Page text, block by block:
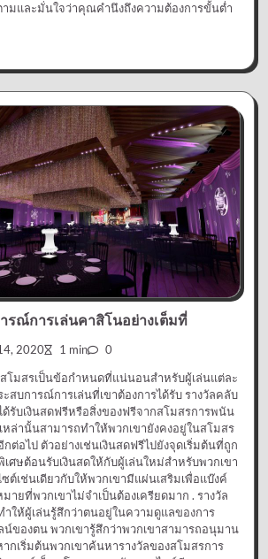
ามและมั่นใจว่าคุณคำนึงถึงความต้องการขั้นต่ำ
รณ์การเล่นคาสิโนอย่างเต็มที่
2020 1 min 0
โมสรเป็นข้อกำหนดที่แน่นอนสำหรับผู้เล่นแต่ละ
สบการณ์การเล่นที่เขาต้องการได้รับ รางวัลคลับ
ด้รับเงินสดฟรีหรือสิ่งของฟรีจากสโมสรการพนัน
หล่านั้นสามารถทำให้พวกเขายังคงอยู่ในสโมสร
ต่อไป ตัวอย่างเช่นเงินสดฟรีไปยังจุดเริ่มต้นที่ถูก
เศษต้อนรับเงินสดให้กับผู้เล่นใหม่สำหรับพวกเขา
ต์เช่นเดียวกับให้พวกเขามีแผ่นเสริมเพื่อแบ๊งค์
ายที่พวกเขาไม่จำเป็นต้องเครียดมาก . รางวัล
ให้ผู้เล่นรู้สึกว่าตนอยู่ในความดูแลของการ
ของตน พวกเขารู้สึกว่าพวกเขาสามารถอนุมาน
กเริ่มต้นพวกเขาค้นหารางวัลของสโมสรการ